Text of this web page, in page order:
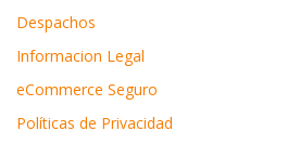
Despachos
Informacion Legal
eCommerce Seguro
Políticas de Privacidad